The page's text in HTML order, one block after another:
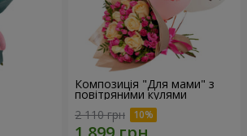
Композиція "Для мами" з
повітряними кулями
2 110 грн